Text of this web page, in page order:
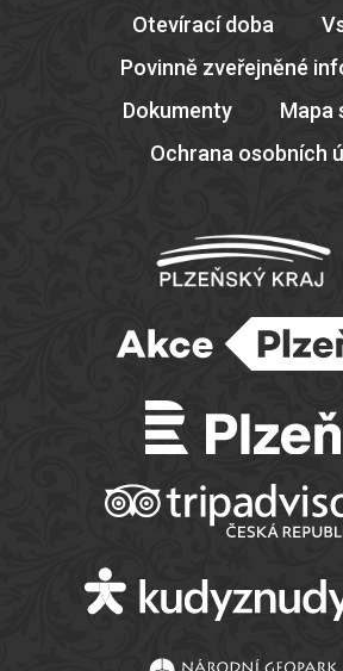
Otevírací doba
Povinně zveřejněné
Dokumenty
Mapa
Ochrana osobních